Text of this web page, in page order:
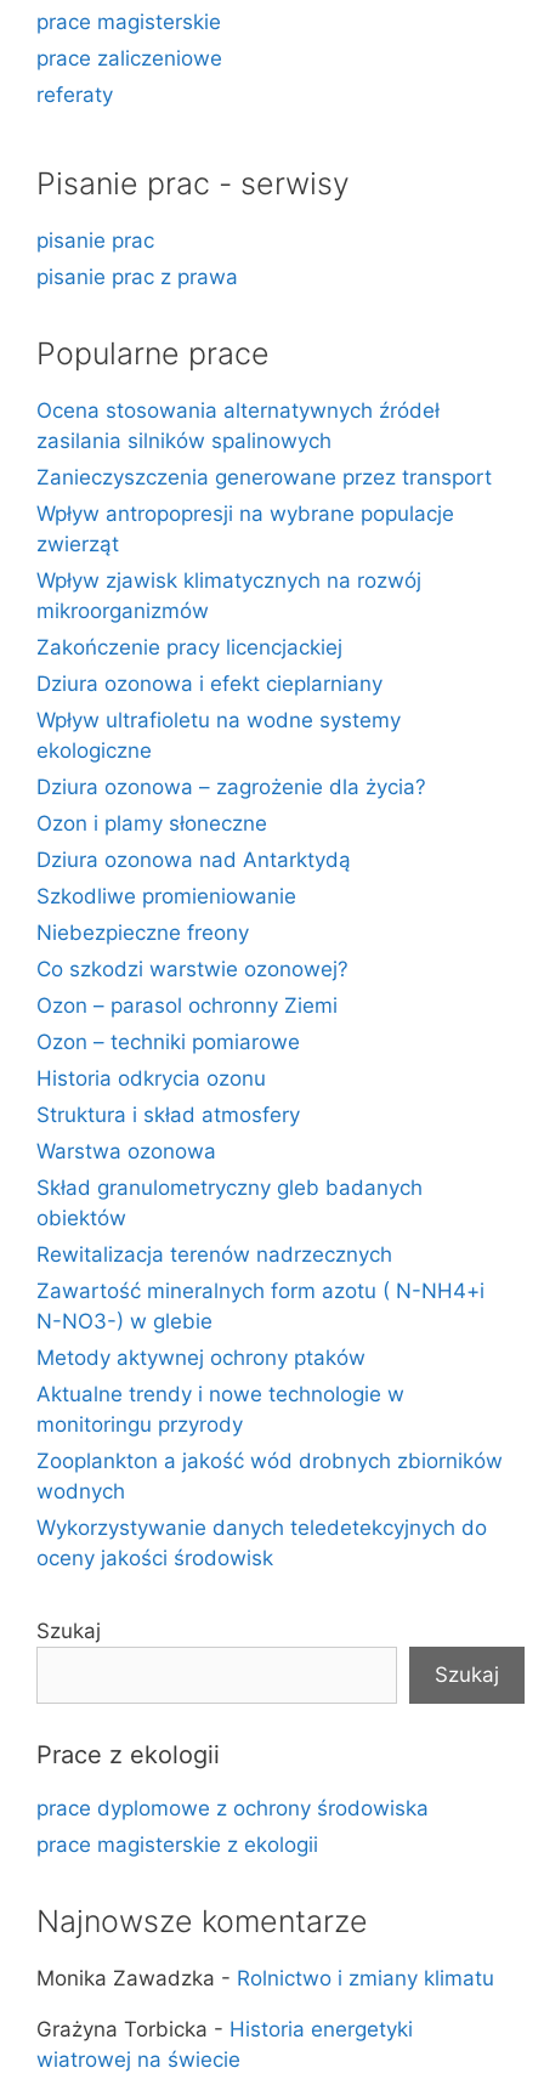
prace magisterskie
prace zaliczeniowe
referaty
Pisanie prac - serwisy
pisanie prac
pisanie prac z prawa
Popularne prace
Ocena stosowania alternatywnych źródeł
zasilania silników spalinowych
Zanieczyszczenia generowane przez transport
Wpływ antropopresji na wybrane populacje
zwierząt
Wpływ zjawisk klimatycznych na rozwój
mikroorganizmów
Zakończenie pracy licencjackiej
Dziura ozonowa i efekt cieplarniany
Wpływ ultrafioletu na wodne systemy
ekologiczne
Dziura ozonowa – zagrożenie dla życia?
Ozon i plamy słoneczne
Dziura ozonowa nad Antarktydą
Szkodliwe promieniowanie
Niebezpieczne freony
Co szkodzi warstwie ozonowej?
Ozon – parasol ochronny Ziemi
Ozon – techniki pomiarowe
Historia odkrycia ozonu
Struktura i skład atmosfery
Warstwa ozonowa
Skład granulometryczny gleb badanych
obiektów
Rewitalizacja terenów nadrzecznych
Zawartość mineralnych form azotu ( N-NH4+i
N-NO3-) w glebie
Metody aktywnej ochrony ptaków
Aktualne trendy i nowe technologie w
monitoringu przyrody
Zooplankton a jakość wód drobnych zbiorników
wodnych
Wykorzystywanie danych teledetekcyjnych do
oceny jakości środowisk
Szukaj
Szukaj
Prace z ekologii
prace dyplomowe z ochrony środowiska
prace magisterskie z ekologii
Najnowsze komentarze
Monika Zawadzka - Rolnictwo i zmiany klimatu
Grażyna Torbicka - Historia energetyki
wiatrowej na świecie